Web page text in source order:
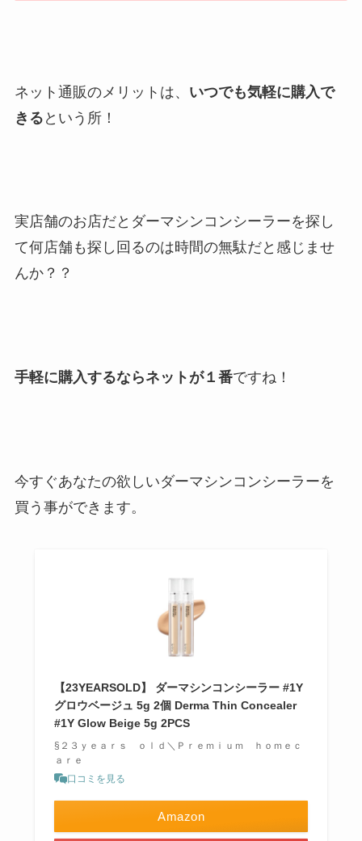
ネット通販のメリットは、 いつでも気軽に購入で
きる という所！
実店舗のお店だとダーマシンコンシーラーを探し
て何店舗も探し回るのは時間の無駄だと感じませ
んか？？
手軽に購入するならネットが１番ですね！
今すぐあなたの欲しいダーマシンコンシーラーを
買う事ができます。
【23YEARSOLD】 ダーマシンコンシーラー #1Y
グロウベージュ 5g 2個 Derma Thin Concealer
#1Y Glow Beige 5g 2PCS
§２３ｙｅａｒｓ ｏｌｄ＼Ｐｒｅｍｉｕｍ ｈｏｍｅｃ
ａｒｅ
口コミを見る
Amazon